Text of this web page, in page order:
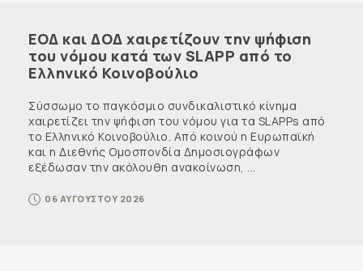
ΕΟΔ και ΔΟΔ χαιρετίζουν την ψήφιση
του νόμου κατά των SLAPP από το
Ελληνικό Κοινοβούλιο
Σύσσωμο το παγκόσμιο συνδικαλιστικό κίνημα
χαιρετίζει την ψήφιση του νόμου για τα SLAPPs από
το Ελληνικό Κοινοβούλιο. Από κοινού η Ευρωπαϊκή
και η Διεθνής Ομοσπονδία Δημοσιογράφων
εξέδωσαν την ακόλουθη ανακοίνωση, ...
06 ΑΥΓΟΥΣΤΟΥ 2026